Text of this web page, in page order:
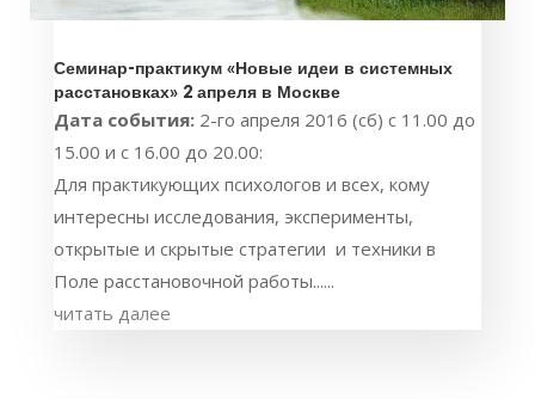
Семинар-практикум «Новые идеи в системных
расстановках» 2 апреля в Москве
Дата события: 2-го апреля 2016 (сб) с 11.00 до
15.00 и с 16.00 до 20.00:
Для практикующих психологов и всех, кому
интересны исследования, эксперименты,
открытые и скрытые стратегии и техники в
Поле расстановочной работы......
читать далее